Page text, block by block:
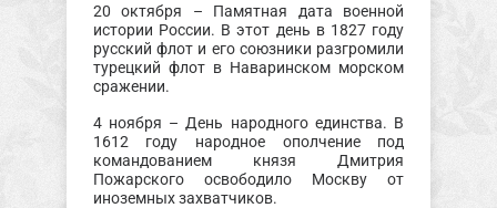
20 октября – Памятная дата военной
истории России. В этот день в 1827 году
русский флот и его союзники разгромили
турецкий флот в Наваринском морском
сражении.
4 ноября – День народного единства. В
1612 году народное ополчение под
командованием князя Дмитрия
Пожарского освободило Москву от
иноземных захватчиков.